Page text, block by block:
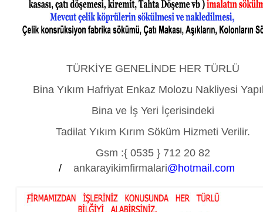
TÜRKİYE GENELİNDE HER TÜRLÜ
Bina Yıkım Hafriyat Enkaz Molozu Nakliyesi
Bina ve İş Yeri İçerisindeki
Tadilat Yıkım Kırım Söküm Hizmeti Verilir.
Gsm :{ 0535 } 712 20 82
/
ankarayikimfirmalari@hotmail.com